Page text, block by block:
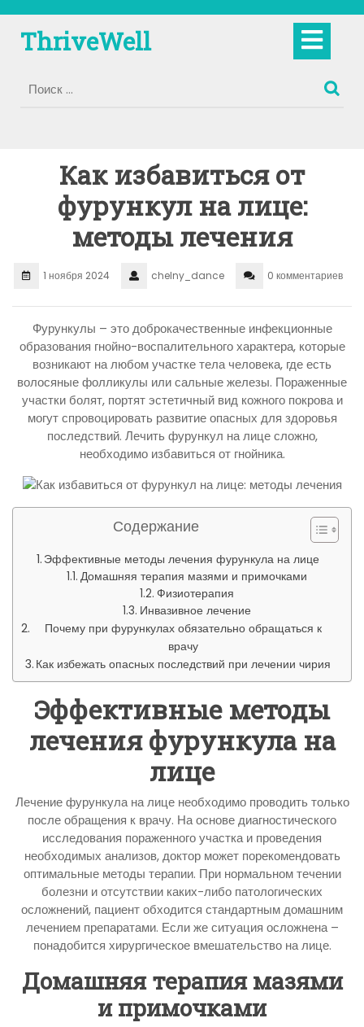
содержимому
ThriveWell
Как избавиться от
фурункул на лице:
методы лечения
1 ноября 2024 chelny_dance 0 комментариев
Фурункулы – это доброкачественные инфекционные
образования гнойно-воспалительного характера, которые
возникают на любом участке тела человека, где есть
волосяные фолликулы или сальные железы. Пораженные
участки болят, портят эстетичный вид кожного покрова и
могут спровоцировать развитие опасных для здоровья
последствий. Лечить фурункул на лице сложно,
необходимо избавиться от гнойника.
Содержание
Эффективные методы лечения фурункула на лице
Домашняя терапия мазями и примочками
Физиотерапия
Инвазивное лечение
Почему при фурункулах обязательно обращаться к
врачу
Как избежать опасных последствий при лечении чирия
Эффективные методы
лечения фурункула на
лице
Лечение фурункула на лице необходимо проводить только
после обращения к врачу. На основе диагностического
исследования пораженного участка и проведения
необходимых анализов, доктор может порекомендовать
оптимальные методы терапии. При нормальном течении
болезни и отсутствии каких-либо патологических
осложнений, пациент обходится стандартным домашним
лечением препаратами. Если же ситуация осложнена –
понадобится хирургическое вмешательство на лице.
Домашняя терапия мазями
и примочками